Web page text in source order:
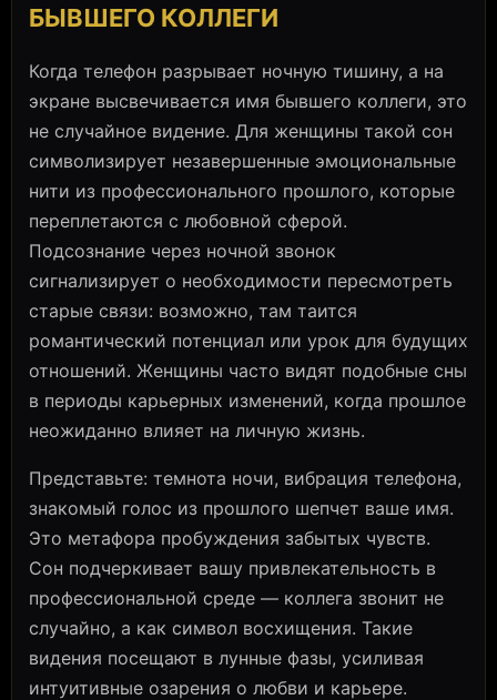
БЫВШЕГО КОЛЛЕГИ
Когда телефон разрывает ночную тишину, а на
экране высвечивается имя бывшего коллеги, это
не случайное видение. Для женщины такой сон
символизирует незавершенные эмоциональные
нити из профессионального прошлого, которые
переплетаются с любовной сферой.
Подсознание через ночной звонок
сигнализирует о необходимости пересмотреть
старые связи: возможно, там таится
романтический потенциал или урок для будущих
отношений. Женщины часто видят подобные сны
в периоды карьерных изменений, когда прошлое
неожиданно влияет на личную жизнь.
Представьте: темнота ночи, вибрация телефона,
знакомый голос из прошлого шепчет ваше имя.
Это метафора пробуждения забытых чувств.
Сон подчеркивает вашу привлекательность в
профессиональной среде — коллега звонит не
случайно, а как символ восхищения. Такие
видения посещают в лунные фазы, усиливая
интуитивные озарения о любви и карьере.